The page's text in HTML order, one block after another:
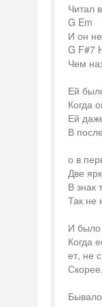
Читал
G Em
И он
G F#7
Чем
Ей
Когда
Ей
В
о в
Две
В знак
Так не
И было
Когда
ет, не